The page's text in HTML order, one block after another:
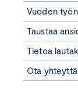
Vuoden
Taustaa
Tietoa
Ota